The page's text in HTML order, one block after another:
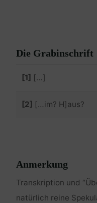
Die Grabinschrift
[1] […]
[2] […im? H]aus?
Anmerkung
Transkription und
natürlich reine